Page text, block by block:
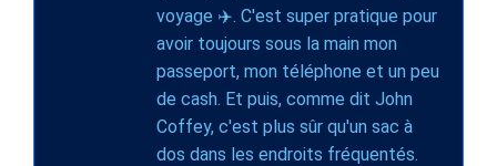
voyage ✈️. C'est super pratique pour
avoir toujours sous la main mon
passeport, mon téléphone et un peu
de cash. Et puis, comme dit John
Coffey, c'est plus sûr qu'un sac à
dos dans les endroits fréquentés.